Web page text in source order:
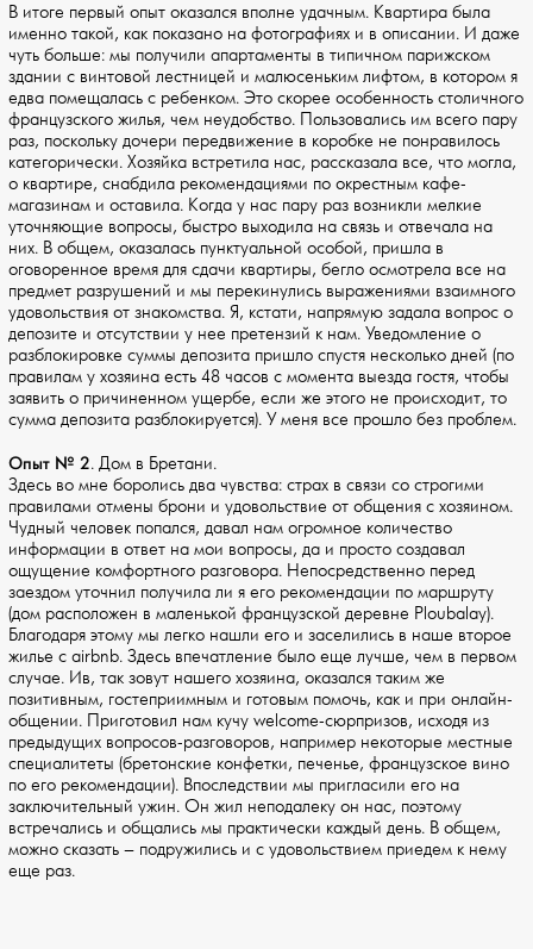
В итоге первый опыт оказался вполне удачным. Квартира была
именно такой, как показано на фотографиях и в описании. И даже
чуть больше: мы получили апартаменты в типичном парижском
здании с винтовой лестницей и малюсеньким лифтом, в котором я
едва помещалась с ребенком. Это скорее особенность столичного
французского жилья, чем неудобство. Пользовались им всего пару
раз, поскольку дочери передвижение в коробке не понравилось
категорически. Хозяйка встретила нас, рассказала все, что могла,
о квартире, снабдила рекомендациями по окрестным кафе-
магазинам и оставила. Когда у нас пару раз возникли мелкие
уточняющие вопросы, быстро выходила на связь и отвечала на
них. В общем, оказалась пунктуальной особой, пришла в
оговоренное время для сдачи квартиры, бегло осмотрела все на
предмет разрушений и мы перекинулись выражениями взаимного
удовольствия от знакомства. Я, кстати, напрямую задала вопрос о
депозите и отсутствии у нее претензий к нам. Уведомление о
разблокировке суммы депозита пришло спустя несколько дней (по
правилам у хозяина есть 48 часов с момента выезда гостя, чтобы
заявить о причиненном ущербе, если же этого не происходит, то
сумма депозита разблокируется). У меня все прошло без проблем.
Опыт № 2. Дом в Бретани.
Здесь во мне боролись два чувства: страх в связи со строгими
правилами отмены брони и удовольствие от общения с хозяином.
Чудный человек попался, давал нам огромное количество
информации в ответ на мои вопросы, да и просто создавал
ощущение комфортного разговора. Непосредственно перед
заездом уточнил получила ли я его рекомендации по маршруту
(дом расположен в маленькой французской деревне Ploubalay).
Благодаря этому мы легко нашли его и заселились в наше второе
жилье с airbnb. Здесь впечатление было еще лучше, чем в первом
случае. Ив, так зовут нашего хозяина, оказался таким же
позитивным, гостеприимным и готовым помочь, как и при онлайн-
общении. Приготовил нам кучу welcome-сюрпризов, исходя из
предыдущих вопросов-разговоров, например некоторые местные
специалитеты (бретонские конфетки, печенье, французское вино
по его рекомендации). Впоследствии мы пригласили его на
заключительный ужин. Он жил неподалеку он нас, поэтому
встречались и общались мы практически каждый день. В общем,
можно сказать – подружились и с удовольствием приедем к нему
еще раз.